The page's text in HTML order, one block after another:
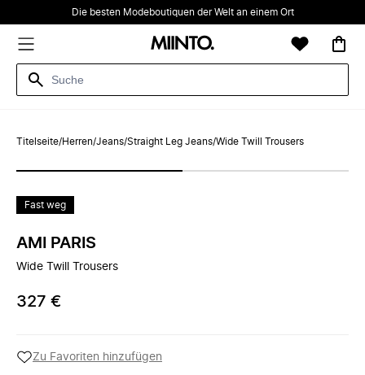
Die besten Modeboutiquen der Welt an einem Ort
Titelseite/Herren/Jeans/Straight Leg Jeans/Wide Twill Trousers
Fast weg
AMI PARIS
Wide Twill Trousers
327 €
Zu Favoriten hinzufügen